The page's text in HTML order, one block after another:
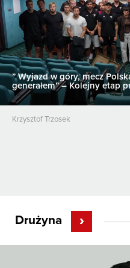
” Wyjazd w góry, mecz
generałem” – Kolejny etap
Krzysztof Trzosek
Drużyna